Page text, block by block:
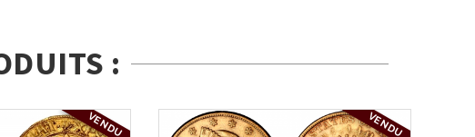
:
VENDU VENDU